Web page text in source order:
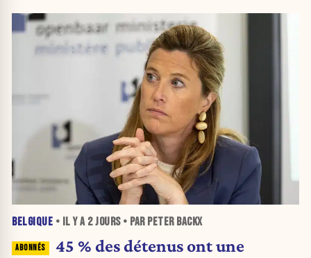
BELGIQUE • IL Y A 2 JOURS• PAR PETER BACKX
45 % des détenus ont une